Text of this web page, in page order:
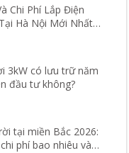
Chi Phí Lắp Điện
Hà Nội Mới Nhất
3kW có lưu trữ năm
đầu tư không?
tại miền Bắc 2026:
phí bao nhiêu và